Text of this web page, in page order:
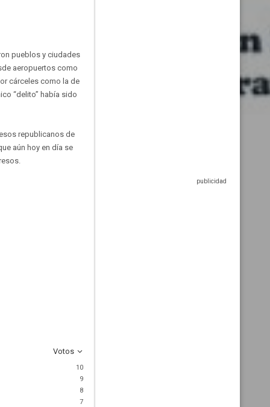
pueblos y ciudades
aeropuertos como
cárceles como la de
“delito” había sido
republicanos de
aún hoy en día se
Votos
10
9
8
7